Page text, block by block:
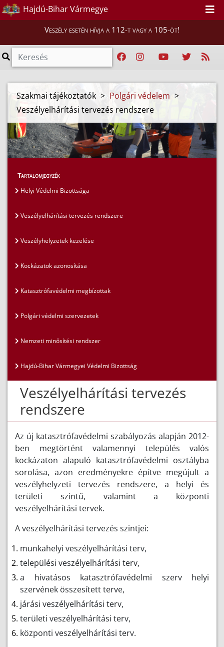
Hajdú-Bihar Vármegye
Veszély esetén hívja a 112-t vagy a 105-öt!
Szakmai tájékoztatók > Polgári védelem >
Veszélyelhárítási tervezés rendszere
Tartalomjegyzék
Helyi Védelmi Bizottsága
Veszélyelhárítási tervezés rendszere
Veszélyhelyzetek kezelése
Kockázatok azonosítása
Katasztrófavédelmi megbízottak
Polgári védelmi szervezetek
Nemzeti minősítési rendszer
Hajdú-Bihar Vármegyei Védelmi Bizottság
Veszélyelhárítási tervezés
rendszere
Az új katasztrófavédelmi szabályozás alapján 2012-
ben megtörtént valamennyi település valós
kockázaton alapuló katasztrófavédelmi osztályba
sorolása, azon eredményekre építve megújult a
veszélyhelyzeti tervezés rendszere, a helyi és
területi szintű, valamint a központi
veszélyelhárítási tervek.
A veszélyelhárítási tervezés szintjei:
munkahelyi veszélyelhárítási terv,
települési veszélyelhárítási terv,
a hivatásos katasztrófavédelmi szerv helyi
szervének összesített terve,
járási veszélyelhárítási terv,
területi veszélyelhárítási terv,
központi veszélyelhárítási terv.